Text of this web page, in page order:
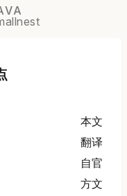
本文
翻译
自官
方文